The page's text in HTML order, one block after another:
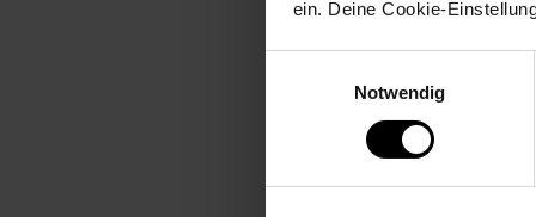
ein. Deine Cookie-
Notwendig